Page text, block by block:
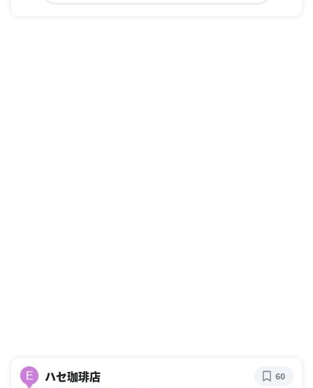
E ハセ珈琲店 60